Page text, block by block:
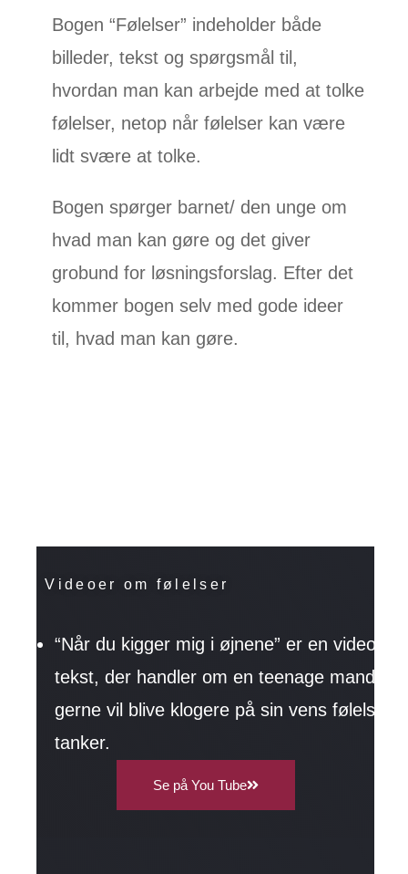
Bogen “Følelser” indeholder både
billeder, tekst og spørgsmål til,
hvordan man kan arbejde med at tolke
følelser, netop når følelser kan være
lidt svære at tolke.
Bogen spørger barnet/ den unge om
hvad man kan gøre og det giver
grobund for løsningsforslag. Efter det
kommer bogen selv med gode ideer
til, hvad man kan gøre.
Videoer om følelser
“Når du kigger mig i øjnene” er en video og
tekst, der handler om en teenage mand,
gerne vil blive klogere på sin vens følelser
tanker.
Se på You Tube